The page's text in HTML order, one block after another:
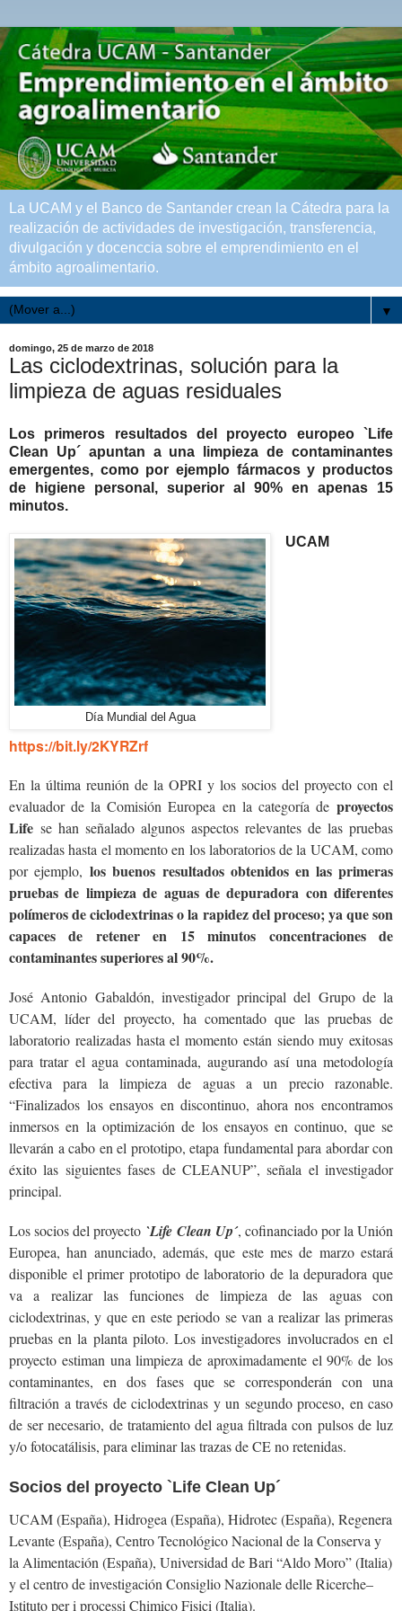
La UCAM y el Banco de Santander crean la Cátedra para la
realización de actividades de investigación, transferencia,
divulgación y docenccia sobre el emprendimiento en el
ámbito agroalimentario.
▼
domingo, 25 de marzo de 2018
Las ciclodextrinas, solución para la
limpieza de aguas residuales
Los primeros resultados del proyecto europeo `Life
Clean Up´ apuntan a una limpieza de contaminantes
emergentes, como por ejemplo fármacos y productos
de higiene personal, superior al 90% en apenas 15
minutos.
Día Mundial del Agua
UCAM
https://bit.ly/2KYRZrf
En la última reunión de la OPRI y los socios del proyecto con el
evaluador de la Comisión Europea en la categoría de proyectos
Life se han señalado algunos aspectos relevantes de las pruebas
realizadas hasta el momento en los laboratorios de la UCAM, como
por ejemplo,los buenos resultados obtenidos en las primeras
pruebas de limpieza de aguas de depuradora con diferentes
polímeros de ciclodextrinas o la rapidez del proceso; ya que son
capaces de retener en 15 minutos concentraciones de
contaminantes superiores al 90%.
José Antonio Gabaldón, investigador principal del Grupo de la
UCAM, líder del proyecto, ha comentado que las pruebas de
laboratorio realizadas hasta el momento están siendo muy exitosas
para tratar el agua contaminada, augurando así una metodología
efectiva para la limpieza de aguas a un precio razonable.
“Finalizados los ensayos en discontinuo, ahora nos encontramos
inmersos en la optimización de los ensayos en continuo, que se
llevarán a cabo en el prototipo, etapa fundamental para abordar con
éxito las siguientes fases de CLEANUP”, señala el investigador
principal.
Los socios del proyecto `Life Clean Up´, cofinanciado por la Unión
Europea, han anunciado, además, que este mes de marzo estará
disponible el primer prototipo de laboratorio de la depuradora que
va a realizar las funciones de limpieza de las aguas con
ciclodextrinas, y que en este periodo se van a realizar las primeras
pruebas en la planta piloto. Los investigadores involucrados en el
proyecto estiman una limpieza de aproximadamente el 90% de los
contaminantes, en dos fases que se corresponderán con una
filtración a través de ciclodextrinas y un segundo proceso, en caso
de ser necesario, de tratamiento del agua filtrada con pulsos de luz
y/o fotocatálisis, para eliminar las trazas de CE no retenidas.
Socios del proyecto `Life Clean Up´
UCAM (España), Hidrogea (España), Hidrotec (España), Regenera
Levante (España), Centro Tecnológico Nacional de la Conserva y
la Alimentación (España), Universidad de Bari “Aldo Moro” (Italia)
y el centro de investigación Consiglio Nazionale delle Ricerche–
Istituto per i processi Chimico Fisici (Italia).